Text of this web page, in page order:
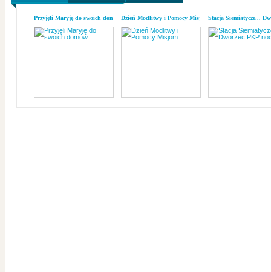
Przyjęli Maryję do swoich domówDzień Modlitwy i Pomocy MisjomStacja Siemiatycze...